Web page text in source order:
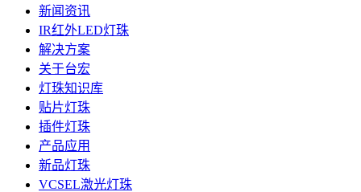
新闻资讯
IR红外LED灯珠
解决方案
关于台宏
灯珠知识库
贴片灯珠
插件灯珠
产品应用
新品灯珠
VCSEL激光灯珠